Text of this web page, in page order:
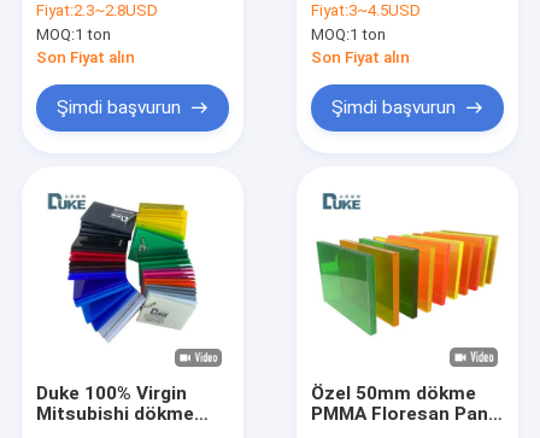
Kalınlık Reklam, Özel
Renkli Gravür ve
Kesim İçin
Fiyat:2.3~2.8USD
MOQ:1 ton
Son Fiyat alın
Şimdi başvurun
12mm/10mm/20mm
Akrilik Plastik
Levhalar Reklam
Panosu
Fiyat:3~4.5USD
MOQ:1 ton
Son Fiyat alın
Şimdi başvurun
Duke 100% Virgin
Mitsubishi dökme
Özel 50mm dökme
PMMA Floresan Panel